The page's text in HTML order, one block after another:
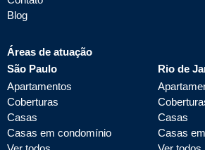
Blog
Áreas de atuação
São Paulo
Apartamentos
Coberturas
Casas
Casas em condomínio
Rio de
Casas
Casas